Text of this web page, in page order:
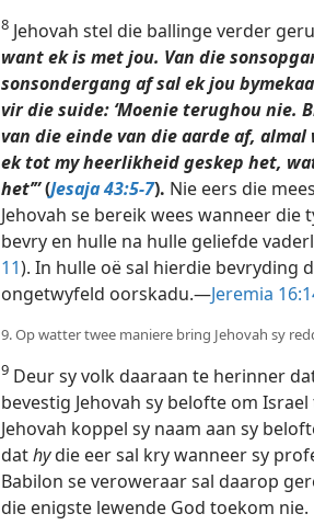
8 Jehovah stel die ballinge verder
want ek is met jou. Van die
sonsondergang af sal ek jou
vir die suide: ‘Moenie terughou nie.
van die einde van die aarde af,
ek tot my heerlikheid geskep het,
het’”(Jesaja 43:5-7). Nie eers die
Jehovah se bereik wees wanneer
bevry en hulle na hulle geliefde
11). In hulle oë sal hierdie bevryding
ongetwyfeld oorskadu.—Jeremia
9. Op watter twee maniere bring Jehovah sy
9 Deur sy volk daaraan te herinner
bevestig Jehovah sy belofte om Israel
Jehovah koppel sy naam aan sy
dathydie eer sal kry wanneer sy
Babilon se veroweraar sal daarop
die enigste lewende God toekom nie.